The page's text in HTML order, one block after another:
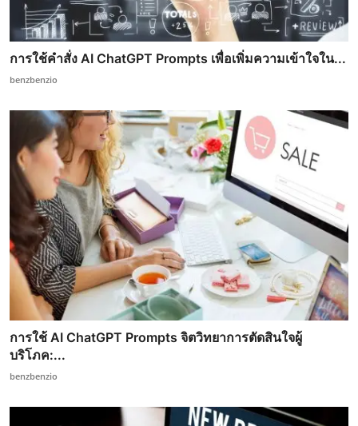
การใช้คำสั่ง AI ChatGPT Prompts เพื่อเพิ่มความเข้าใจใน...
benzbenzio
การใช้ AI ChatGPT Prompts จิตวิทยาการตัดสินใจผู้
บริโภค:...
benzbenzio